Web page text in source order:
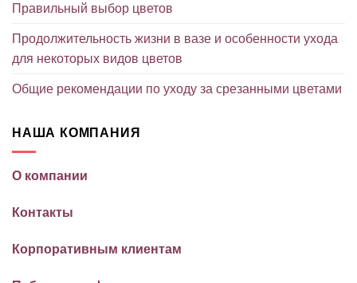
Правильный выбор цветов
Продолжительность жизни в вазе и особенности ухода
для некоторых видов цветов
Общие рекомендации по уходу за срезанными цветами
НАША КОМПАНИЯ
О компании
Контакты
Корпоративным клиентам